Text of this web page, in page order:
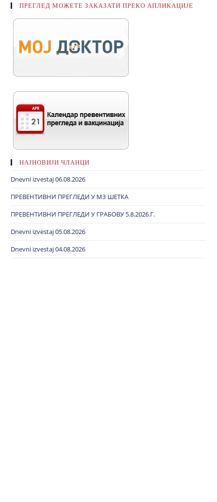
ПРЕГЛЕД МОЖЕТЕ ЗАКАЗАТИ ПРЕКО АПЛИКАЦИЈЕ
НАЈНОВИЈИ ЧЛАНЦИ
Dnevni izvestaj 06.08.2026
ПРЕВЕНТИВНИ ПРЕГЛЕДИ У МЗ ШЕТКА
ПРЕВЕНТИВНИ ПРЕГЛЕДИ У ГРАБОВУ 5.8.2026.Г.
Dnevni izvestaj 05.08.2026
Dnevni izvestaj 04.08.2026